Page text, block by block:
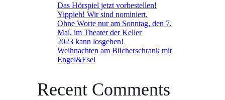
Das Hörspiel jetzt vorbestellen!
Yippieh! Wir sind nominiert.
Ohne Worte nur am Sonntag, den 7.
Mai, im Theater der Keller
2023 kann losgehen!
Weihnachten am Bücherschrank mit
Engel&Esel
Recent Comments